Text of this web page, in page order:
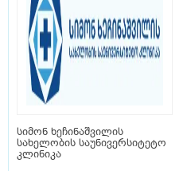
სიმონ ხეჩინაშვილის
სახელობის საუნივერსიტეტო
კლინიკა